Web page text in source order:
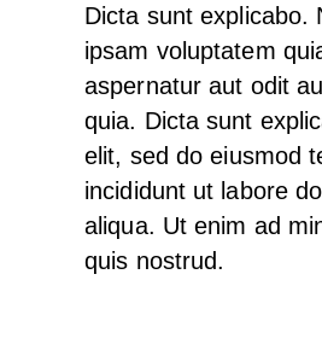
Dicta sunt explicabo.
ipsam voluptatem
aspernatur aut odit
quia. Dicta sunt
elit, sed do eiusmod
incididunt ut labore
aliqua. Ut enim ad
quis nostrud.